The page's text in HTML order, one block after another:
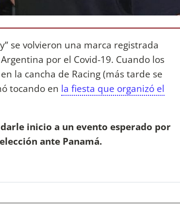
se volvieron una marca registrada
por el Covid-19. Cuando los
la cancha de Racing (más tarde se
tocando en la fiesta que organizó el
inicio a un evento esperado por
ante Panamá.